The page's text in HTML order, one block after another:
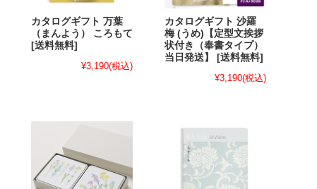
カタログギフト 万葉
（まんよう） ころもて
[送料無料]
¥3,190(税込)
カタログギフト 沙羅
梅 (うめ)【定型文挨拶
状付き（奉書タイプ）
当日発送】 [送料無料]
¥3,190(税込)